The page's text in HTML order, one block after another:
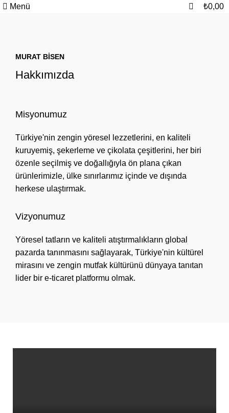
Menü ₺0,00
MURAT BİSEN
Hakkımızda
Misyonumuz
Türkiye'nin zengin yöresel lezzetlerini, en kaliteli
kuruyemiş, şekerleme ve çikolata çeşitlerini, her biri
özenle seçilmiş ve doğallığıyla ön plana çıkan
ürünlerimizle, ülke sınırlarımız içinde ve dışında
herkese ulaştırmak.
Vizyonumuz
Yöresel tatların ve kaliteli atıştırmalıkların global
pazarda tanınmasını sağlayarak, Türkiye'nin kültürel
mirasını ve zengin mutfak kültürünü dünyaya tanıtan
lider bir e-ticaret platformu olmak.